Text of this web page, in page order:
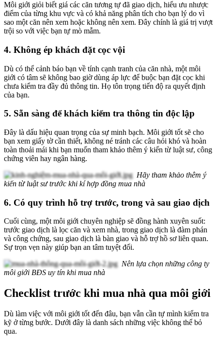
Môi giới giỏi biết giá các căn tương tự đã giao dịch, hiểu ưu nhược
điểm của từng khu vực và có khả năng phân tích cho bạn lý do vì
sao một căn nên xem hoặc không nên xem. Đây chính là giá trị vượt
trội so với việc bạn tự mò mẫm.
4. Không ép khách đặt cọc vội
Dù có thể cảnh báo bạn về tính cạnh tranh của căn nhà, một môi
giới có tâm sẽ không bao giờ dùng áp lực để buộc bạn đặt cọc khi
chưa kiểm tra đầy đủ thông tin. Họ tôn trọng tiến độ ra quyết định
của bạn.
5. Sẵn sàng để khách kiểm tra thông tin độc lập
Đây là dấu hiệu quan trọng của sự minh bạch. Môi giới tốt sẽ cho
bạn xem giấy tờ cần thiết, không né tránh các câu hỏi khó và hoàn
toàn thoải mái khi bạn muốn tham khảo thêm ý kiến từ luật sư, công
chứng viên hay ngân hàng.
Hãy tham khảo thêm ý
kiến từ luật sư trước khi kí hợp đồng mua nhà
6. Có quy trình hỗ trợ trước, trong và sau giao dịch
Cuối cùng, một môi giới chuyên nghiệp sẽ đồng hành xuyên suốt:
trước giao dịch là lọc căn và xem nhà, trong giao dịch là đàm phán
và công chứng, sau giao dịch là bàn giao và hỗ trợ hồ sơ liên quan.
Sự trọn vẹn này giúp bạn an tâm tuyệt đối.
Nên lựa chọn những công ty
môi giới BĐS uy tín khi mua nhà
Checklist trước khi mua nhà qua môi giới
Dù làm việc với môi giới tốt đến đâu, bạn vẫn cần tự mình kiểm tra
kỹ ở từng bước. Dưới đây là danh sách những việc không thể bỏ
qua.